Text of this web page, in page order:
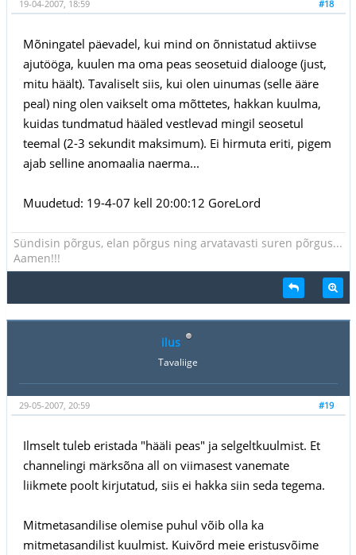
#18
19-04-2007, 18:59
Mõningatel päevadel, kui mind on õnnistatud aktiivse
ajutööga, kuulen ma oma peas seosetuid dialooge (just,
mitu häält). Tavaliselt siis, kui olen uinumas (selle ääre
peal) ning olen vaikselt oma mõttetes, hakkan kuulma,
kuidas tundmatud hääled vestlevad mingil seosetul
teemal (2-3 sekundit maksimum). Ei hirmuta eriti, pigem
ajab selline anomaalia naerma...
Muudetud: 19-4-07 kell 20:00:12 GoreLord
Sündisin põrgus, elan põrgus ning arvatavasti suren põrgus...
Aamen!!!
ilus
Tavaliige
#19
29-05-2007, 20:59
Ilmselt tuleb eristada "hääli peas" ja selgeltkuulmist. Et
channelingi märksõna all on viimasest vanemate
liikmete poolt kirjutatud, siis ei hakka siin seda tegema.
Mitmetasandilise olemise puhul võib olla ka
mitmetasandilist kuulmist. Kuivõrd meie eristusvõime